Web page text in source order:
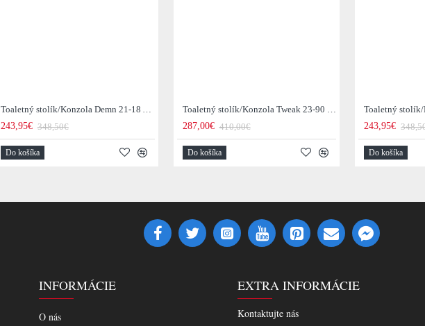
Toaletný stolík/Konzola Demn 21-18 Acacia drevo
243,95€ 348,50€
Do košíka
Toaletný stolík/Konzola Tweak 23-90 Mango drevo
287,00€ 410,00€
Do košíka
243,95€
Do košíka
INFORMÁCIE
O nás
EXTRA INFORMÁCIE
Kontaktujte nás